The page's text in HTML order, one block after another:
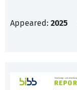
Appeared: 2025